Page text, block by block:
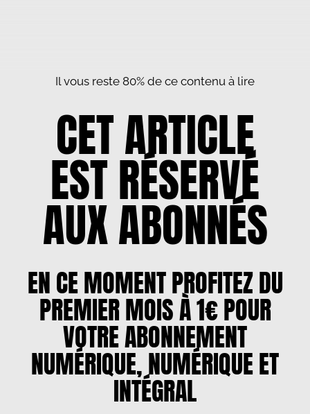
Il vous reste 80% de ce contenu à lire
CET ARTICLE
EST RÉSERVÉ
AUX ABONNÉS
EN CE MOMENT PROFITEZ DU
PREMIER MOIS À 1€ POUR
VOTRE ABONNEMENT
NUMÉRIQUE, NUMÉRIQUE ET
INTÉGRAL